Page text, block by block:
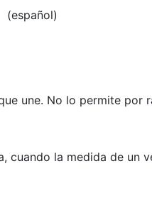
une. No lo permite por
cuando la medida de un